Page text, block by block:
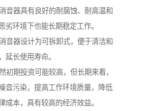
音器具有良好的耐腐蚀、耐高温和
劣环境下也能长期稳定工作。
音器设计为可拆卸式，便于清洁和
延长使用寿命。
初期投资可能较高，但长期来看，
音污染，提高工作环境质量，降低
成本，具有较高的经济效益。